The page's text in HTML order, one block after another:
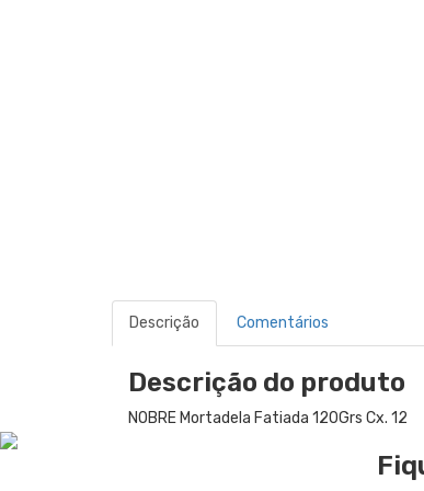
Descrição Comentários
Descrição do produto
NOBRE Mortadela Fatiada 120Grs Cx. 12